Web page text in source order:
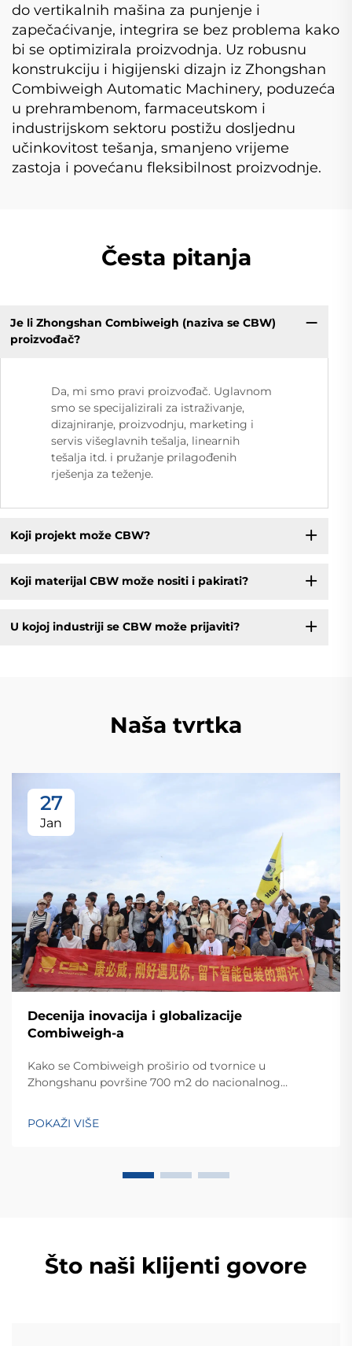
do vertikalnih mašina za punjenje i
zapečaćivanje, integrira se bez problema kako
bi se optimizirala proizvodnja. Uz robusnu
konstrukciju i higijenski dizajn iz Zhongshan
Combiweigh Automatic Machinery, poduzeća
u prehrambenom, farmaceutskom i
industrijskom sektoru postižu dosljednu
učinkovitost tešanja, smanjeno vrijeme
zastoja i povećanu fleksibilnost proizvodnje.
Česta pitanja
Je li Zhongshan Combiweigh (naziva se CBW)
proizvođač?
Da, mi smo pravi proizvođač. Uglavnom
smo se specijalizirali za istraživanje,
dizajniranje, proizvodnju, marketing i
servis višeglavnih tešalja, linearnih
tešalja itd. i pružanje prilagođenih
rješenja za teženje.
Koji projekt može CBW?
Koji materijal CBW može nositi i pakirati?
U kojoj industriji se CBW može prijaviti?
Naša tvrtka
27
Jan
Decenija inovacija i globalizacije
Combiweigh-a
Kako se Combiweigh proširio od tvornice u
Zhongshanu površine 700 m2 do nacionalnog
zemalja. Otkrijte njihova inteligentna rješenja za
tehtanjezažali globalnu konsultaciju OEM/ODM-a još
POKAŽI VIŠE
Što naši klijenti govore